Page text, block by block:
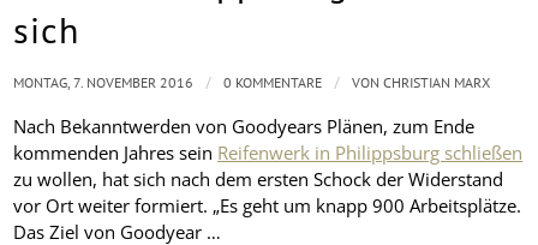
sich
Nach Bekanntwerden von Goodyears Plänen, zum Ende
kommenden Jahres sein Reifenwerk in Philippsburg schließen
zu wollen, hat sich nach dem ersten Schock der Widerstand
vor Ort weiter formiert. „Es geht um knapp 900 Arbeitsplätze.
Das Ziel von Goodyear …
MONTAG, 7. NOVEMBER 2016 / 0 KOMMENTARE / VONCHRISTIAN MARX